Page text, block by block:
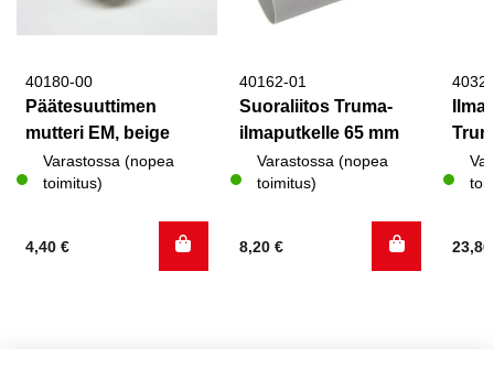
40180-00
Päätesuuttimen
mutteri EM, beige
Varastossa (nopea
toimitus)
4,40 €
40162-01
Suoraliitos Truma-
ilmaputkelle 65 mm
Varastossa (nopea
toimitus)
8,20 €